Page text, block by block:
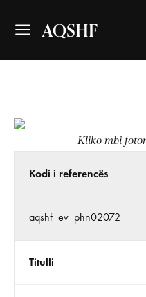
AQSHF
Kliko mbi
Kodi i referencës
aqshf_ev_phn02072
Titulli